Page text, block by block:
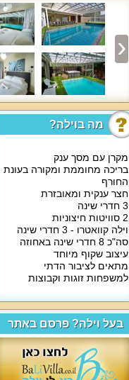
מה בוילה?
מקרן עם מסך ענק
בריכה מחוממת ומקורה בעונת
החורף
חצר ענקית ומאובזרת
3 חדרי שינה
2 סוויטות חיצוניות
וילה קוואטרו - 3 חדרי שינה
סה"כ 8 חדרי שינה באחוזה
עיצוב שקוף מיוחד
מתאים לציבור הדתי
למשפחות זוגות וקבוצות
בעל וילה? פרסם באתר